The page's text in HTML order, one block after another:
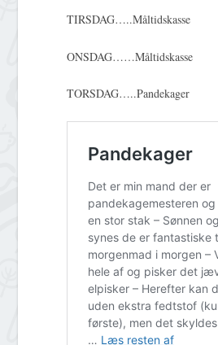
TIRSDAG…..Måltidskasse
ONSDAG……Måltidskasse
TORSDAG…..Pandekager